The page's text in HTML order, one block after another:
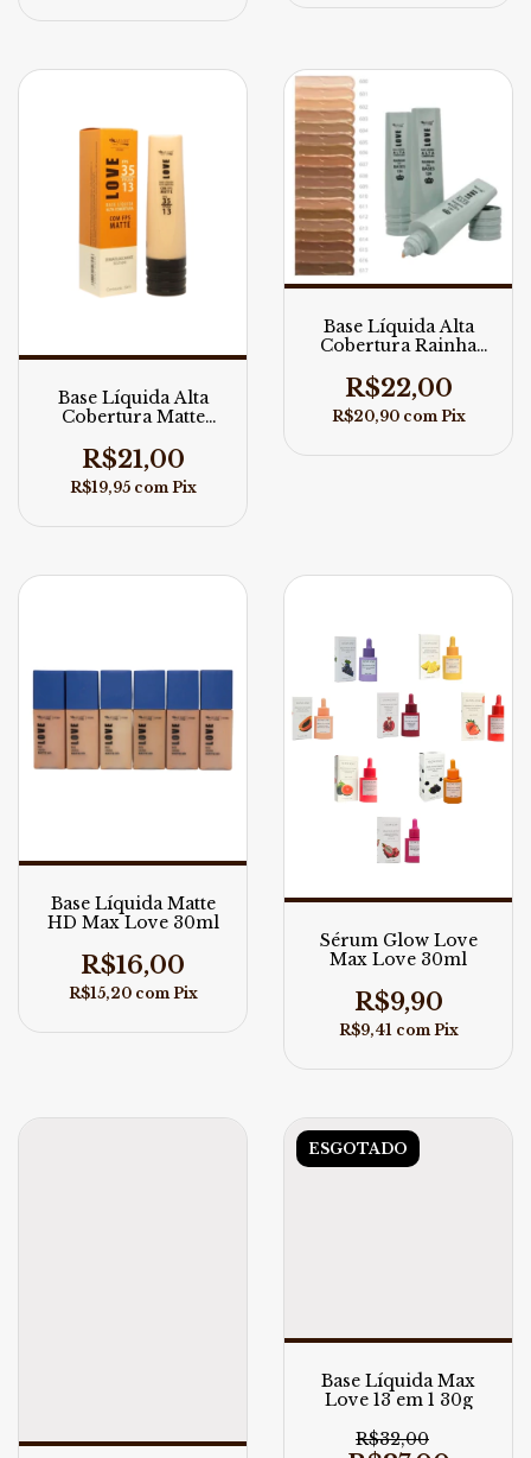
Base Líquida Alta
Cobertura Matte
Love 30g
R$21,00
R$19,95 com Pix
Base Líquida Alta
Cobertura Rainha
30ml
R$22,00
R$20,90 com Pix
Base Líquida Matte
HD Max Love 30ml
R$16,00
R$15,20 com Pix
Sérum Glow Love
Max Love 30ml
R$9,90
R$9,41 com Pix
ESGOTADO
Base Líquida Max
Love 13 em 1 30g
R$32,00